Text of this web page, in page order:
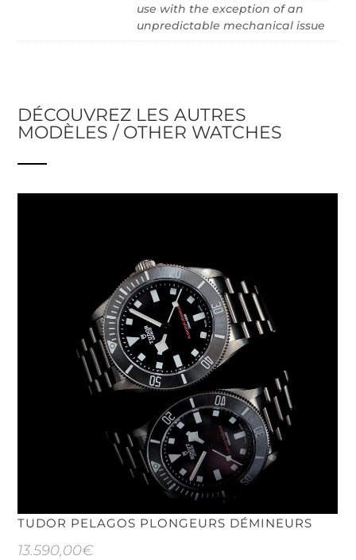
use with the exception of an
unpredictable mechanical issue
DÉCOUVREZ LES AUTRES
MODÈLES / OTHER WATCHES
TUDOR PELAGOS PLONGEURS DÉMINEURS
13.590,00€